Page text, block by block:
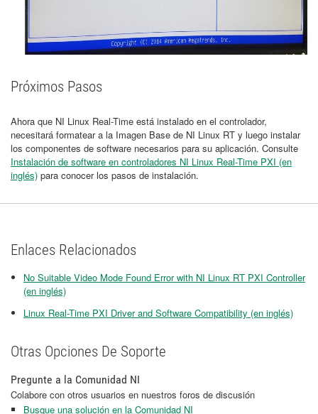
Próximos Pasos
Ahora que NI Linux Real-Time está instalado en el controlador,
necesitará formatear a la Imagen Base de NI Linux RT y luego instalar
los componentes de software necesarios para su aplicación. Consulte
Instalación de software en controladores NI Linux Real-Time PXI (en
inglés) para conocer los pasos de instalación.
Enlaces Relacionados
No Suitable Video Mode Found Error with NI Linux RT PXI Controller
(en inglés)
Linux Real-Time PXI Driver and Software Compatibility (en inglés)
Otras Opciones De Soporte
Pregunte a la Comunidad NI
Colabore con otros usuarios en nuestros foros de discusión
Busque una solución en la Comunidad NI